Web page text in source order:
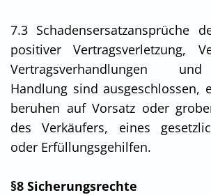
7.3 Schadensersatzansprüche
positiver Vertragsverletzung,
Vertragsverhandlungen
Handlung sind ausgeschlossen,
beruhen auf Vorsatz oder
des Verkäufers, eines
oder Erfüllungsgehilfen.
§8 Sicherungsrechte